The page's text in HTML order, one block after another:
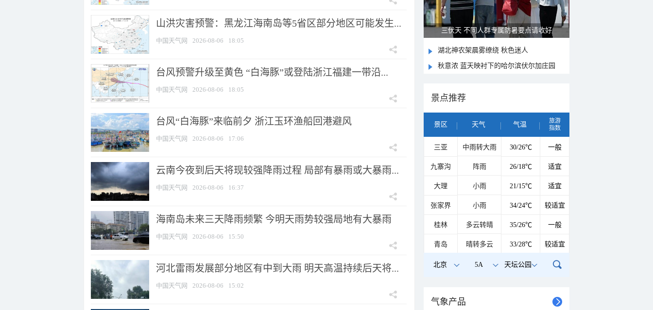
山洪灾害预警：黑龙江海南岛等5省区部分地区可能发生...
中国天气网 2026-08-06 18:05
台风预警升级至黄色 “白海豚”或登陆浙江福建一带沿...
中国天气网 2026-08-06 18:05
台风“白海豚”来临前夕 浙江玉环渔船回港避风
中国天气网 2026-08-06 17:06
云南今夜到后天将现较强降雨过程 局部有暴雨或大暴雨...
中国天气网 2026-08-06 16:37
海南岛未来三天降雨频繁 今明天雨势较强局地有大暴雨
中国天气网 2026-08-06 15:50
河北雷雨发展部分地区有中到大雨 明天高温持续后天将...
中国天气网 2026-08-06 15:02
三伏天 不同人群专属防暑要点请收好
湖北神农架晨雾缭绕 秋色迷人
秋意浓 蓝天映衬下的哈尔滨伏尔加庄园
景点推荐
景区 天气 气温
旅游
指数
三亚 中雨转大雨 30/26℃ 一般
九寨沟 阵雨 26/18℃ 适宜
大理 小雨 21/15℃ 适宜
张家界 小雨 34/24℃ 较适宜
桂林 多云转晴 35/26℃ 一般
青岛 晴转多云 33/28℃ 较适宜
北京 5A 天坛公园
气象产品